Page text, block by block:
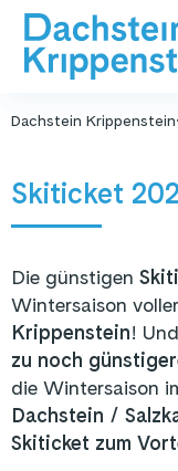
Dachstein Krippenstein
Skiticket
Die günstigen
Wintersaison
Krippenstein!
zu noch
die Wintersaison
Dachstein /
Skiticket zum